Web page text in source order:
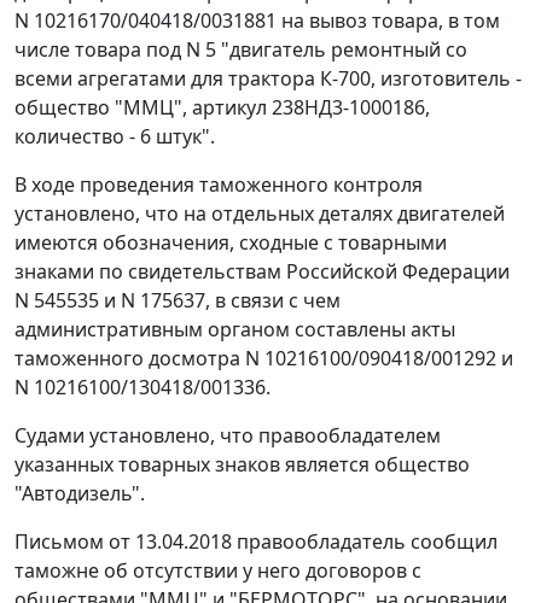
N 10216170/040418/0031881 на вывоз товара, в том
числе товара под N 5 "двигатель ремонтный со
всеми агрегатами для трактора К-700, изготовитель -
общество "ММЦ", артикул 238НД3-1000186,
количество - 6 штук".
В ходе проведения таможенного контроля
установлено, что на отдельных деталях двигателей
имеются обозначения, сходные с товарными
знаками по свидетельствам Российской Федерации
N 545535 и N 175637, в связи с чем
административным органом составлены акты
таможенного досмотра N 10216100/090418/001292 и
N 10216100/130418/001336.
Судами установлено, что правообладателем
указанных товарных знаков является общество
"Автодизель".
Письмом от 13.04.2018 правообладатель сообщил
таможне об отсутствии у него договоров с